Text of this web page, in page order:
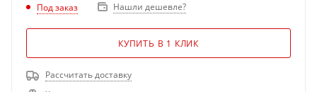
Под заказ Нашли дешевле?
КУПИТЬ В 1 КЛИК
Рассчитать доставку